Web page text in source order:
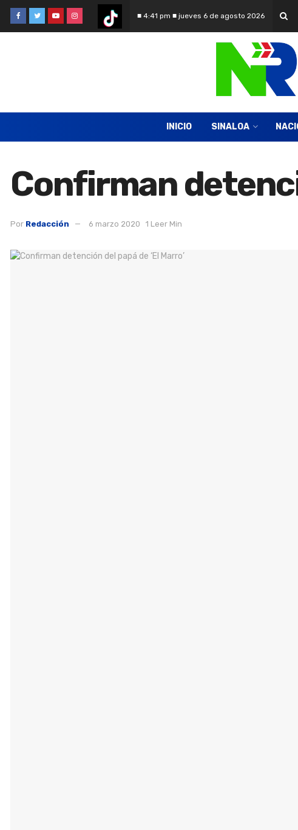
■ 4:41 pm ■ jueves 6 de agosto 2026
INICIO SINALOA
Confirman
Por Redacción 6 marzo 2020 1 Leer Min